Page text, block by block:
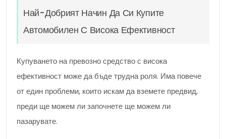
Най-Добрият Начин Да Си Купите
Автомобилен С Висока Ефективност
Купуването на превозно средство с висока
ефективност може да бъде трудна роля. Има повече
от един проблеми, които искам да вземете предвид,
преди ще можем ли започнете ще можем ли
пазарувате.